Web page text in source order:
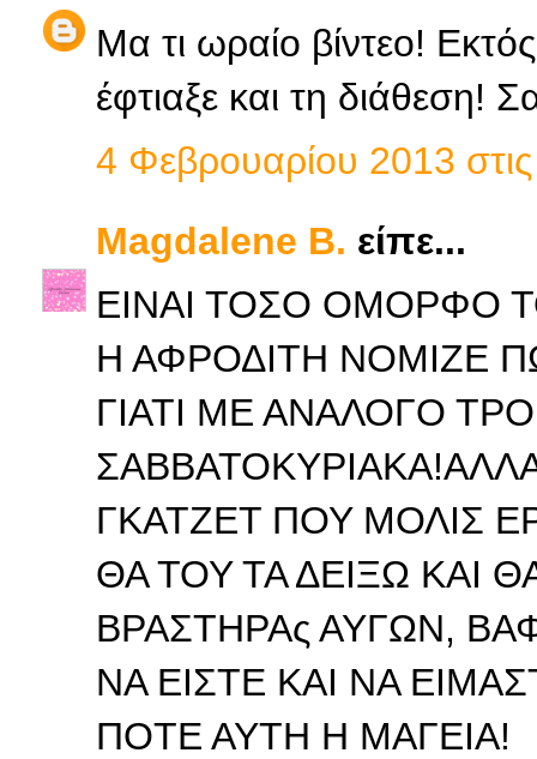
Μα τι ωραίο βίντεο!
έφτιαξε και τη διάθεση!
4 Φεβρουαρίου 2013
Magdalene B. είπε...
ΕΙΝΑΙ ΤΟΣΟ ΟΜΟΡΦΟ
Η ΑΦΡΟΔΙΤΗ ΝΟΜΙΖΕ
ΓΙΑΤΙ ΜΕ ΑΝΑΛΟΓΟ
ΓΚΑΤΖΕΤ ΠΟΥ ΜΟΛΙΣ
ΘΑ ΤΟΥ ΤΑ ΔΕΙΞΩ ΚΑΙ
ΒΡΑΣΤΗΡΑς ΑΥΓΩΝ,
ΝΑ ΕΙΣΤΕ ΚΑΙ ΝΑ
ΠΟΤΕ ΑΥΤΗ Η ΜΑΓΕΙΑ!